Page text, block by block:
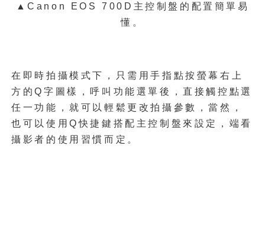
▲Canon EOS 700D主控制盤的配置簡單易
懂。
在即時拍攝模式下，只需用手指點按螢幕右上
方的Q字圖樣，呼叫功能選單後，直接觸控點選
任一功能，就可以輕鬆更改拍攝參數，當然，
也可以使用Q快捷鍵搭配主控制盤來設定，端看
攝影者的使用習慣而定。